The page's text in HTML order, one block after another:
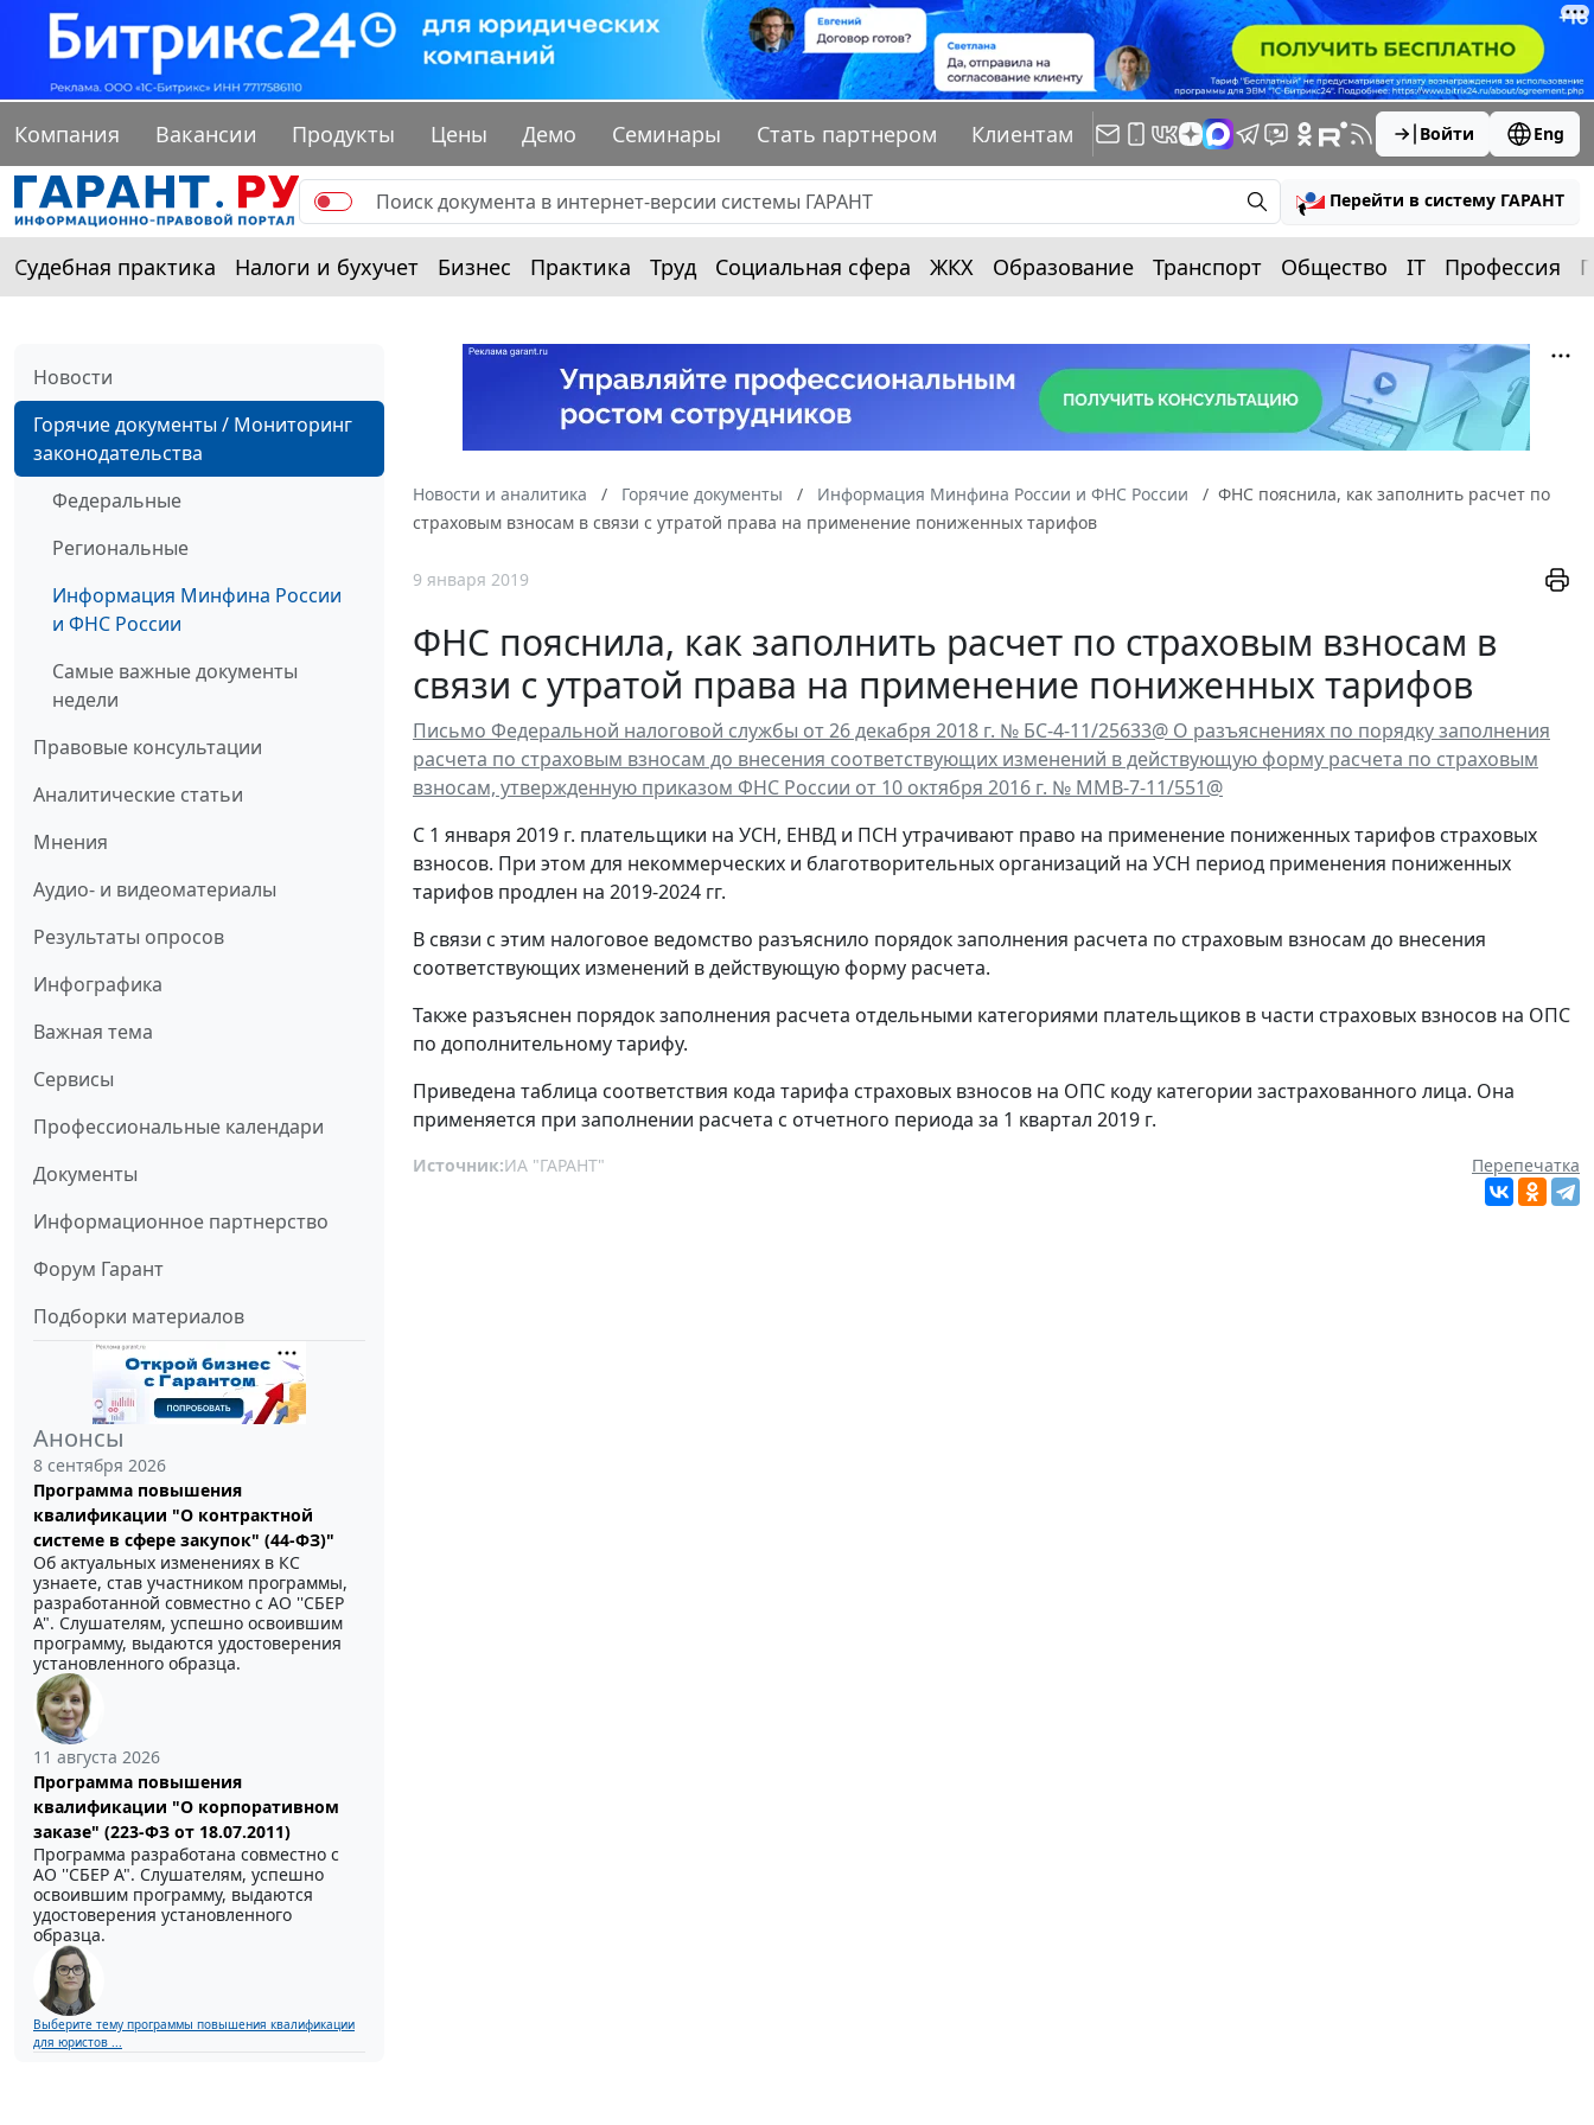
Компания Вакансии Продукты Цены Демо Семинары Стать партнером Клиентам Войти Eng
Перейти в систему ГАРАНТ
Судебная практика Налоги и бухучет Бизнес Практика Труд Социальная сфера ЖКХ Образование Транспорт Общество IT Профессия
Новости
Горячие документы / Мониторинг
законодательства
Федеральные
Региональные
Информация Минфина России
и ФНС России
Самые важные документы
недели
Правовые консультации
Аналитические статьи
Мнения
Аудио- и видеоматериалы
Результаты опросов
Инфографика
Важная тема
Сервисы
Профессиональные календари
Документы
Информационное партнерство
Форум Гарант
Подборки материалов
Анонсы
8 сентября 2026
Программа повышения
квалификации "О контрактной
системе в сфере закупок" (44-ФЗ)"
Об актуальных изменениях в КС
узнаете, став участником программы,
разработанной совместно с АО ''СБЕР
А". Слушателям, успешно освоившим
программу, выдаются удостоверения
установленного образца.
11 августа 2026
Программа повышения
квалификации "О корпоративном
заказе" (223-ФЗ от 18.07.2011)
Программа разработана совместно с
АО ''СБЕР А". Слушателям, успешно
освоившим программу, выдаются
удостоверения установленного
образца.
Выберите тему программы повышения квалификации
для юристов ...
Новости и аналитика Горячие документы Информация Минфина России и ФНС России
ФНС пояснила, как заполнить расчет по
страховым взносам в связи с утратой права на применение пониженных тарифов
9 января 2019
ФНС пояснила, как заполнить расчет по страховым взносам в
связи с утратой права на применение пониженных тарифов
Письмо Федеральной налоговой службы от 26 декабря 2018 г. № БС-4-11/25633@ О разъяснениях по порядку заполнения
расчета по страховым взносам до внесения соответствующих изменений в действующую форму расчета по страховым
взносам, утвержденную приказом ФНС России от 10 октября 2016 г. № ММВ-7-11/551@
С 1 января 2019 г. плательщики на УСН, ЕНВД и ПСН утрачивают право на применение пониженных тарифов страховых
взносов. При этом для некоммерческих и благотворительных организаций на УСН период применения пониженных
тарифов продлен на 2019-2024 гг.
В связи с этим налоговое ведомство разъяснило порядок заполнения расчета по страховым взносам до внесения
соответствующих изменений в действующую форму расчета.
Также разъяснен порядок заполнения расчета отдельными категориями плательщиков в части страховых взносов на ОПС
по дополнительному тарифу.
Приведена таблица соответствия кода тарифа страховых взносов на ОПС коду категории застрахованного лица. Она
применяется при заполнении расчета с отчетного периода за 1 квартал 2019 г.
Источник:ИА "ГАРАНТ" Перепечатка